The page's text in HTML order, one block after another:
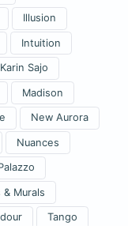
Illusion
Intuition
Karin Sajo
Madison
New Aurora
Nuances
& Murals
Tango